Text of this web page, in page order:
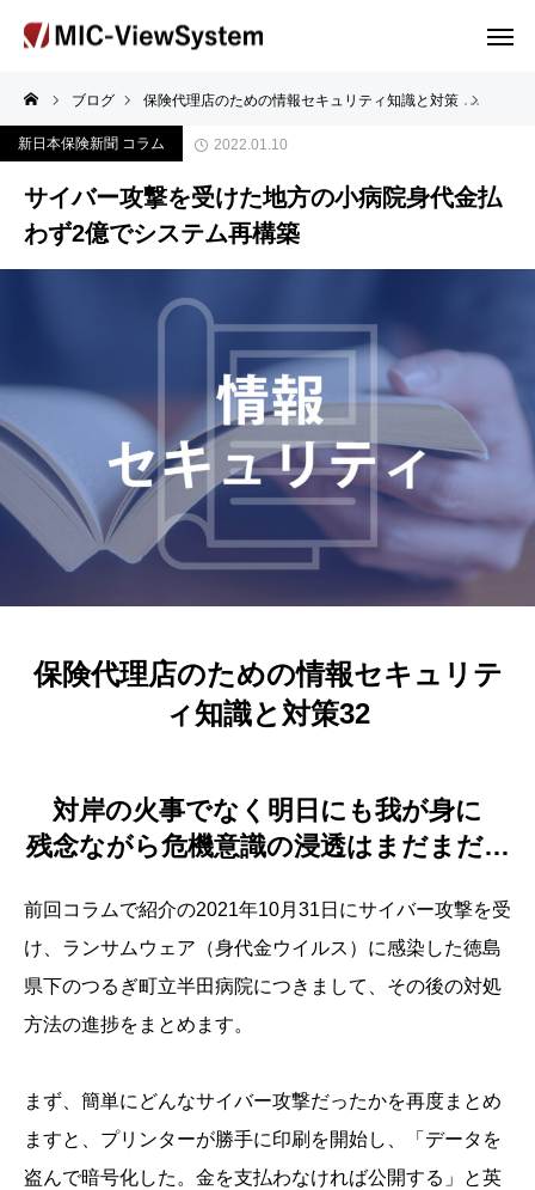
ブログ 保険代理店のための情報セキュリティ知識と対策
新日本保険新聞 コラム 2022.01.10
サイバー攻撃を受けた地方の小病院身代金払
わず2億でシステム再構築
保険代理店のための情報セキュリテ
ィ知識と対策32
対岸の火事でなく明日にも我が身に
残念ながら危機意識の浸透はまだまだ…
前回コラムで紹介の2021年10月31日にサイバー攻撃を受
け、ランサムウェア（身代金ウイルス）に感染した徳島
県下のつるぎ町立半田病院につきまして、その後の対処
方法の進捗をまとめます。
まず、簡単にどんなサイバー攻撃だったかを再度まとめ
ますと、プリンターが勝手に印刷を開始し、「データを
盗んで暗号化した。金を支払わなければ公開する」と英